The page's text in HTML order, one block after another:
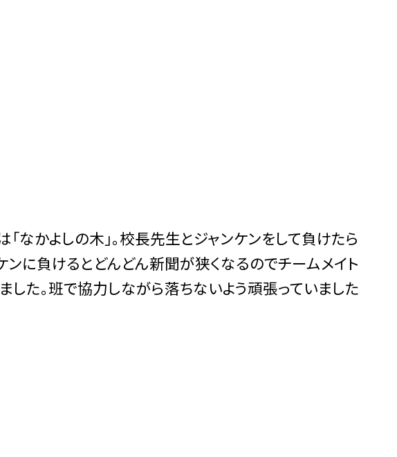
なかよしの木」。校長先生とジャンケンをして負けたら
ンに負けるとどんどん新聞が狭くなるのでチームメイト
した。班で協力しながら落ちないよう頑張っていました